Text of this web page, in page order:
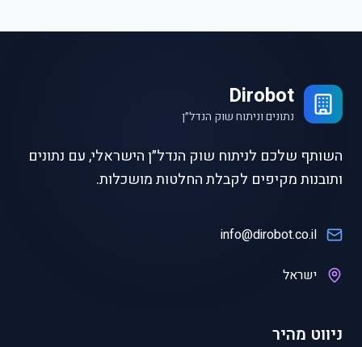
Dirobot
נתונים וניתוח שוק הנדל״ן
השותף שלכם לניתוח שוק הנדל״ן הישראלי, עם נתונים
ותובנות מקיפים לקבלת החלטות מושכלות.
info@dirobot.co.il
ישראל
ניווט מהיר